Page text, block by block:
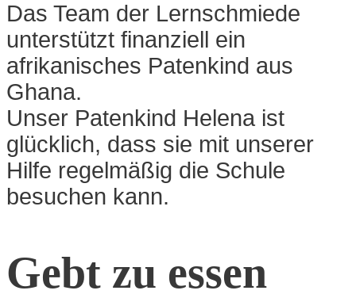
Das Team der Lernschmiede
unterstützt finanziell ein
afrikanisches Patenkind aus
Ghana.
Unser Patenkind Helena ist
glücklich, dass sie mit unserer
Hilfe regelmäßig die Schule
besuchen kann.
Gebt zu essen